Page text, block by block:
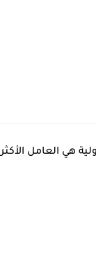
هي العامل الأكثر